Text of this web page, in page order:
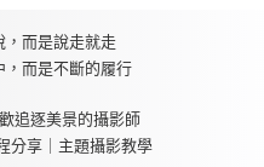
，而是說走就走
，而是不斷的履行
追逐美景的攝影師
分享｜主題攝影教學